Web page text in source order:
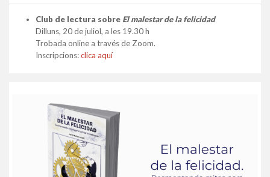
Club de lectura sobre El malestar de la felicidad
Dilluns, 20 de juliol, a les 19.30 h
Trobada online a través de Zoom.
Inscripcions:clica aquí